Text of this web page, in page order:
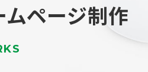
ページ制作